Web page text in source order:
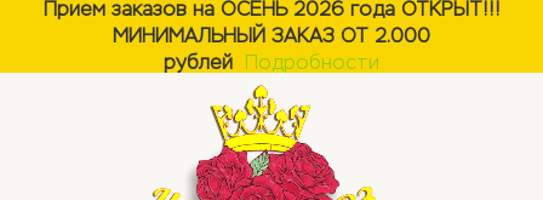
Прием заказов на ОСЕНЬ 2026 года ОТКРЫТ!!!
МИНИМАЛЬНЫЙ ЗАКАЗ ОТ 2.000
рублей Подробности